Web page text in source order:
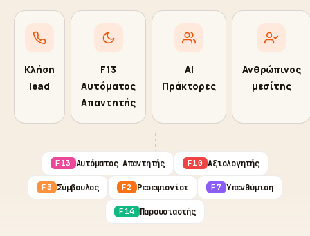
Κλήση
lead
F13
Αυτόματος
Απαντητής
AI
Πράκτορες
Ανθρώπινος
μεσίτης
F13 Αυτόματος Απαντητής F10 Αξιολογητής
F3 Σύμβουλος F2 Ρεσεψιονίστ F7 Υπενθύμιση
F14 Παρουσιαστής